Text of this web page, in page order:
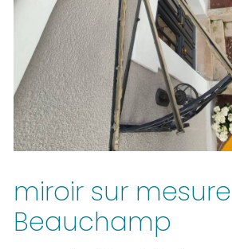
miroir sur
Beauchamp